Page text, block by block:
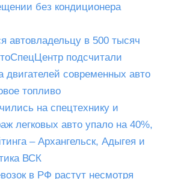
без кондиционера
автовладельцу в 500 тысяч
подсчитали
двигателей современных авто
топливо
на спецтехнику и
легковых авто упало на 40%,
– Архангельск, Адыгея и
ВСК
в РФ растут несмотря